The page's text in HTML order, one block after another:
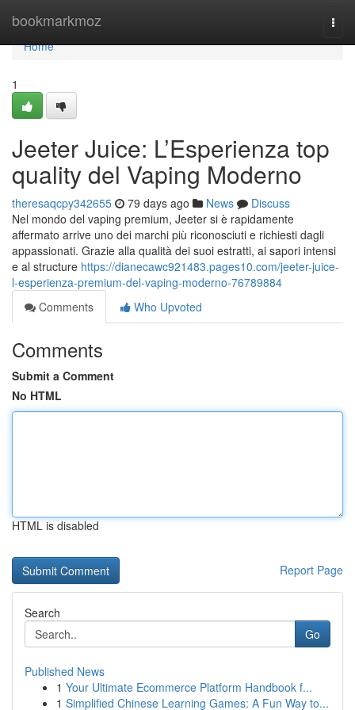
bookmarkmoz
Home
Home
1
Jeeter Juice: L’Esperienza top
quality del Vaping Moderno
theresaqcpy342655 79 days ago News
Discuss
Nel mondo del vaping premium, Jeeter si è rapidamente
affermato arrive uno dei marchi più riconosciuti e richiesti dagli
appassionati. Grazie alla qualità dei suoi estratti, ai sapori intensi
e al structure https://dianecawc921483.pages10.com/jeeter-juice-
l-esperienza-premium-del-vaping-moderno-76789884
Comments
Who Upvoted
Comments
Submit a Comment
No HTML
HTML is disabled
Report Page
Search
Go
Published News
1 Your Ultimate Ecommerce Platform Handbook f...
1 Simplified Chinese Learning Games: A Fun Way to...